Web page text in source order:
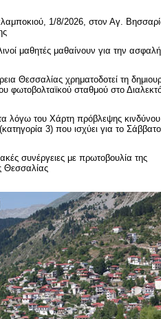
1/8/2026, στον Αγ.
μαθητές μαθαίνουν για την ασφαλή
Θεσσαλίας χρηματοδοτεί τη
φωτοβολταϊκού σταθμού στο
λόγω του Χάρτη πρόβλεψης κινδύνου
3) που ισχύει για το
συνέργειες με πρωτοβουλία της
Θεσσαλίας